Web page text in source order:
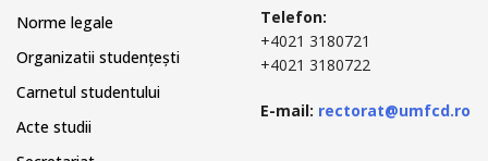
Norme legale
Organizatii studențești
Carnetul studentului
Acte studii
Telefon:
+4021 3180721
+4021 3180722
E-mail: rectorat@umfcd.ro